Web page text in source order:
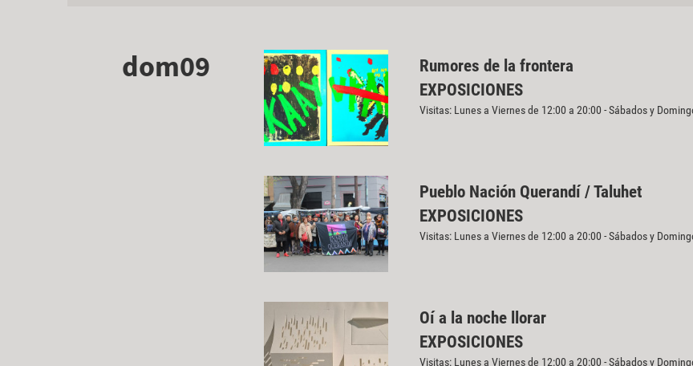
dom09
Rumores de la frontera
EXPOSICIONES
Visitas: Lunes a Viernes de 12:00 a 20:00 - Sábados y
Pueblo Nación Querandí / Taluhet
EXPOSICIONES
Visitas: Lunes a Viernes de 12:00 a 20:00 - Sábados y
Oí a la noche llorar
EXPOSICIONES
Visitas: Lunes a Viernes de 12:00 a 20:00 - Sábados y